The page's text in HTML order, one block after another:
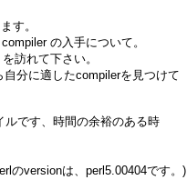
。
の入手について。
を訪れて下さい。
したcompilerを見つけて
、時間の余裕のある時
は、perl5.00404です。)